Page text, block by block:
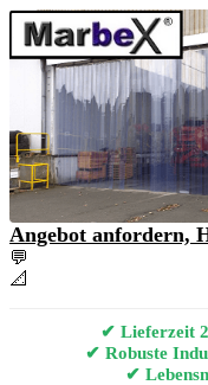
Angebot anfordern,
💬
📐
✔ Lieferzeit
✔ Robuste
✔